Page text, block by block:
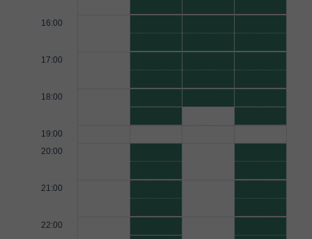
16:00
17:00
18:00
19:00
20:00
21:00
22:00